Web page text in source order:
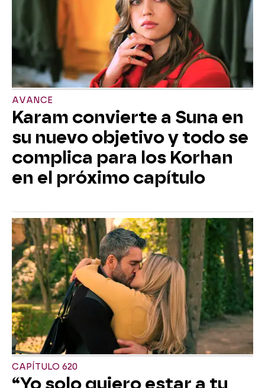
AVANCE
Karam convierte a Suna en
su nuevo objetivo y todo se
complica para los Korhan
en el próximo capítulo
CAPÍTULO 620
“Yo solo quiero estar a tu